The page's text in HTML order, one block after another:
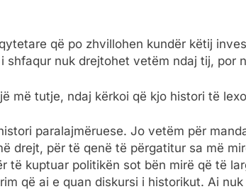
që po zhvillohen kundër këtij
nuk drejtohet vetëm ndaj tij, por
më tutje, ndaj kërkoi që kjo histori të
paralajmëruese. Jo vetëm për
drejt, për të qenë të përgatitur sa më
kuptuar politikën sot bën mirë që të
që ai e quan diskursi i historikut. Ai